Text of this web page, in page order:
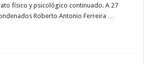
físico y psicológico continuado. A 27
Roberto Antonio Ferreira …